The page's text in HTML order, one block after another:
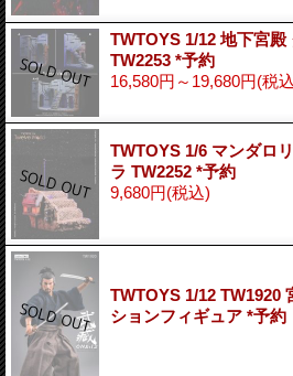
TWTOYS 1/12 地下宮
TW2253 *予約
16,580円～19,680円(税
TWTOYS 1/6 マンダロ
ラ TW2252 *予約
9,680円(税込)
TWTOYS 1/12 TW1920
ションフィギュア *予約